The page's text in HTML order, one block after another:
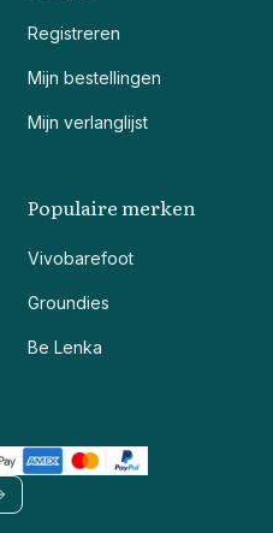
Registreren
Mijn bestellingen
Mijn verlanglijst
Populaire merken
Vivobarefoot
Groundies
Be Lenka